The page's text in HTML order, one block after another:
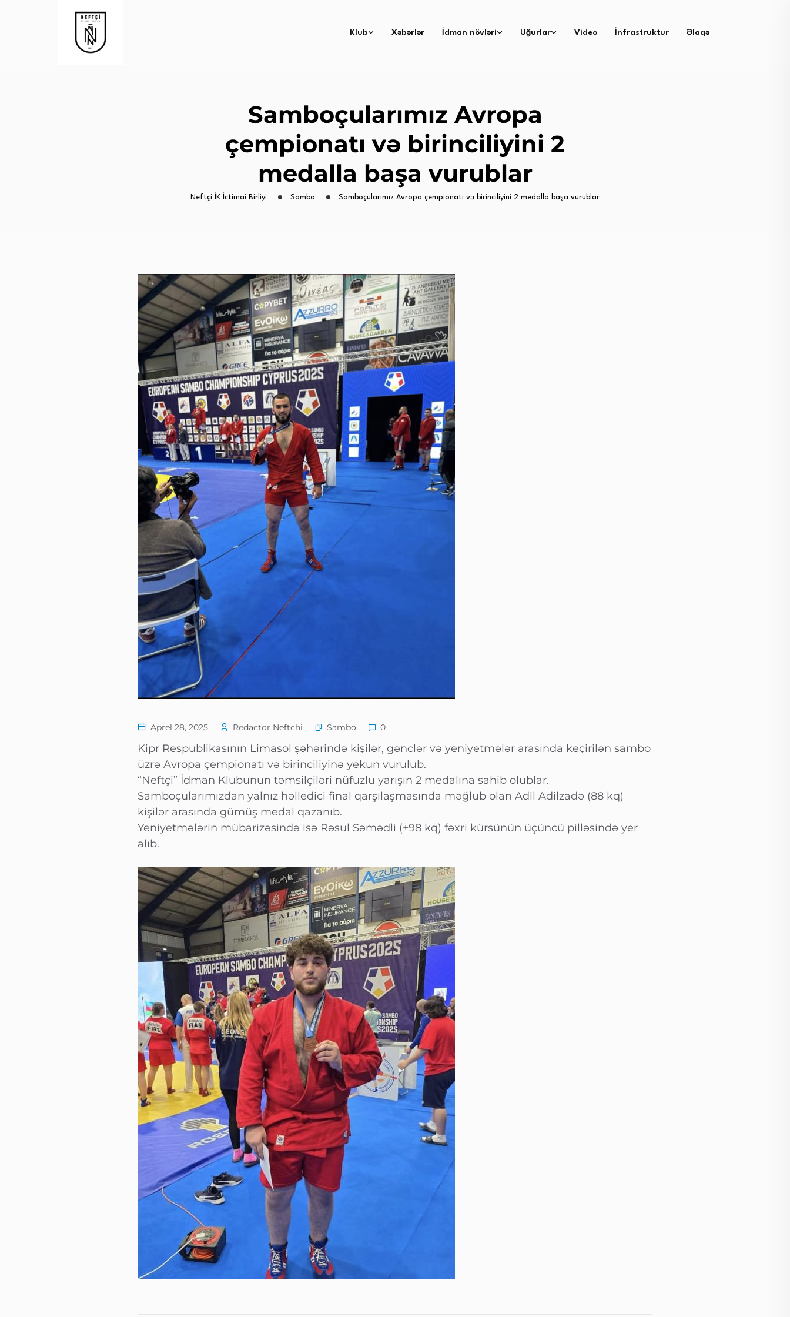
Klub Xəbərlər İdman növləri Uğurlar Video İnfrastruktur Əlaqə
Samboçularımız Avropa
çempionatı və birinciliyini 2
medalla başa vurublar
Neftçi İK İctimai Birliyi Sambo Samboçularımız Avropa çempionatı və birinciliyini 2 medalla başa vurublar
Aprel 28, 2025 Redactor Neftchi Sambo 0
Kipr Respublikasının Limasol şəhərində kişilər, gənclər və yeniyetmələr arasında keçirilən sambo
üzrə Avropa çempionatı və birinciliyinə yekun vurulub.
“Neftçi” İdman Klubunun təmsilçiləri nüfuzlu yarışın 2 medalına sahib olublar.
Samboçularımızdan yalnız həlledici final qarşılaşmasında məğlub olan Adil Adilzadə (88 kq)
kişilər arasında gümüş medal qazanıb.
Yeniyetmələrin mübarizəsində isə Rəsul Səmədli (+98 kq) fəxri kürsünün üçüncü pilləsində yer
alıb.